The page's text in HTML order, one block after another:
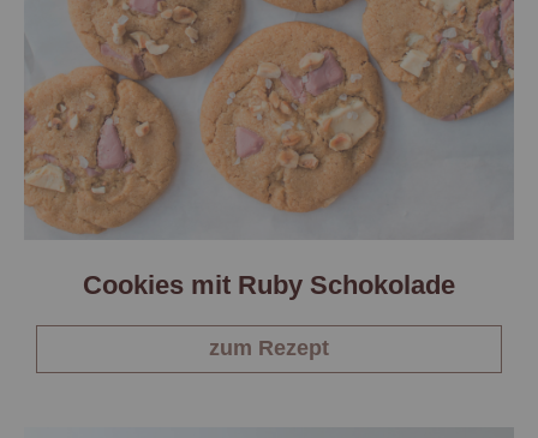
Cookies mit Ruby Schokolade
zum Rezept